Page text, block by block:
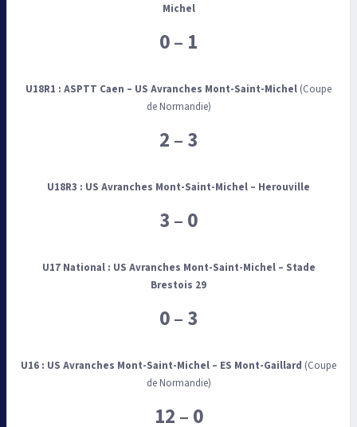
Michel
0 – 1
U18R1 : ASPTT Caen – US Avranches Mont-Saint-Michel (Coupe
de Normandie)
2 – 3
U18R3 : US Avranches Mont-Saint-Michel – Herouville
3 – 0
U17 National : US Avranches Mont-Saint-Michel – Stade
Brestois 29
0 – 3
U16 : US Avranches Mont-Saint-Michel – ES Mont-Gaillard (Coupe
de Normandie)
12 – 0